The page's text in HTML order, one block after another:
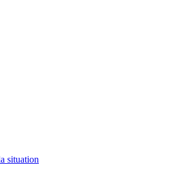
situation